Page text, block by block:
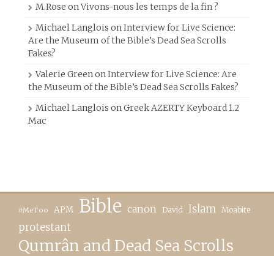
M.Rose onVivons-nous les temps de la fin ?
Michael Langlois onInterview for Live Science:
Are the Museum of the Bible’s Dead Sea Scrolls
Fakes?
Valerie GreenonInterview for Live Science: Are
the Museum of the Bible’s Dead Sea Scrolls Fakes?
Michael Langlois onGreek AZERTY Keyboard 1.2
Mac
#MeToo APM Bible canon David Islam Moabite
protestant
Qumrân and Dead Sea Scrolls